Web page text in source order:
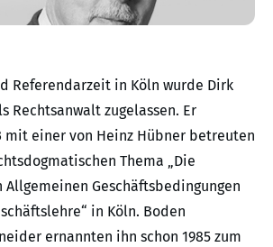
Referendarzeit in Köln wurde Dirk
Rechtsanwalt zugelassen. Er
mit einer von Heinz Hübner betreuten
Thema „Die
Allgemeinen Geschäftsbedingungen
in Köln. Boden
ernannten ihn schon 1985 zum